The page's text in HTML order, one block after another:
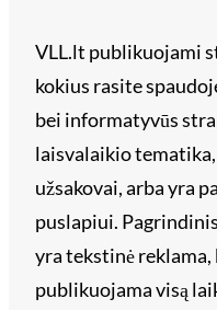
VLL.lt publikuojami
kokius rasite
bei informatyvūs
laisvalaikio
užsakovai, arba yra
puslapiui.
yra tekstinė
publikuojama visą